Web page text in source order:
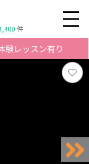
件
験レッスン有り